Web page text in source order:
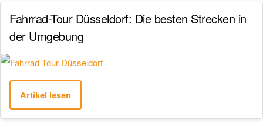
Fahrrad-Tour Düsseldorf: Die besten Strecken in
der Umgebung
Artikel lesen